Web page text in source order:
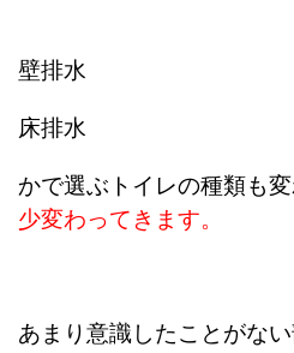
壁排水
床排水
かで選ぶトイレの種類も変
少変わってきます。
あまり意識したことがない